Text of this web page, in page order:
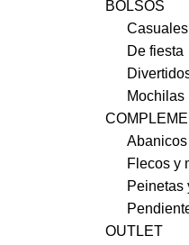
BOLSOS
Casuales
De fiesta
Mochilas
Abanicos
Flecos y
Peinetas
OUTLET